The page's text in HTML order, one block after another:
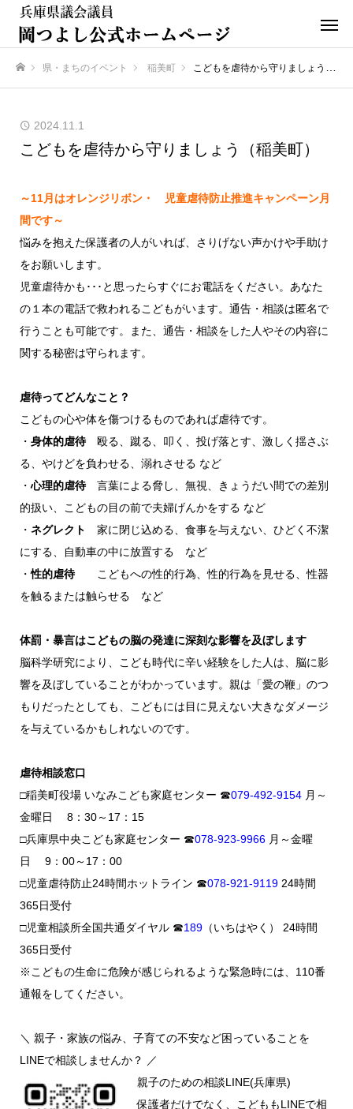
県・まちのイベント 稲美町 こどもを虐待から守りましょう（稲美町）
2024.11.1
こどもを虐待から守りましょう（稲美町）
～11月はオレンジリボン・ 児童虐待防止推進キャンペーン月
間です～
悩みを抱えた保護者の人がいれば、さりげない声かけや手助け
をお願いします。
児童虐待かも･･･と思ったらすぐにお電話をください。あなた
の１本の電話で救われるこどもがいます。通告・相談は匿名で
行うことも可能です。また、通告・相談をした人やその内容に
関する秘密は守られます。
虐待ってどんなこと？
こどもの心や体を傷つけるものであれば虐待です。
・ 身体的虐待殴る、蹴る、叩く、投げ落とす、激しく揺さぶ
る、やけどを負わせる、溺れさせる など
・ 心理的虐待言葉による脅し、無視、きょうだい間での差別
的扱い、こどもの目の前で夫婦げんかをする など
・ ネグレクト
家に閉じ込める、食事を与えない、ひどく不潔
にする、自動車の中に放置する など
・性的虐待こどもへの性的行為、性的行為を見せる、性器
を触るまたは触らせる など
体罰・暴言はこどもの脳の発達に深刻な影響を及ぼします
脳科学研究により、こども時代に辛い経験をした人は、脳に影
響を及ぼしていることがわかっています。親は「愛の鞭」のつ
もりだったとしても、こどもには目に見えない大きなダメージ
を与えているかもしれないのです。
虐待相談窓口
□稲美町役場 いなみこども家庭センター ☎079-492-9154 月～
金曜日 8：30～17：15
□兵庫県中央こども家庭センター ☎078-923-9966 月～金曜
日 9：00～17：00
□児童虐待防止24時間ホットライン ☎078-921-9119 24時間
365日受付
□児童相談所全国共通ダイヤル ☎189 （いちはやく） 24時間
365日受付
※こどもの生命に危険が感じられるような緊急時には、110番
通報をしてください。
＼ 親子・家族の悩み、子育ての不安など困っていることを
LINEで相談しませんか？ ／
親子のための相談LINE(兵庫県)
保護者だけでなく、こどももLINEで相